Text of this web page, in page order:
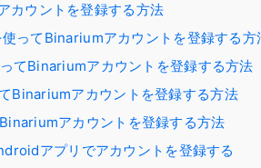
カウントを登録する方法
ってBinariumアカウントを登録する方
てBinariumアカウントを登録する方法
Binariumアカウントを登録する方法
アカウントを登録する方法
アプリでアカウントを登録する